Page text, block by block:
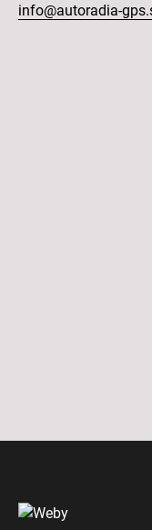
info@autoradia-